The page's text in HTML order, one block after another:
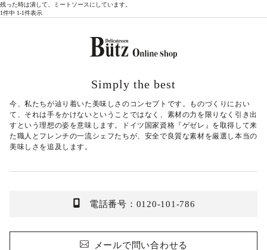
残った時は潰して、ミートソースにしています。
1件中 1-1件表示
Simply the best
今、私たちが辿り着いた美味しさのコンセプトです。ものづくりにおい
て、それは手をかけないということではなく、素材の力を限りなく引き出
すという理想の姿を意味します。ドイツ国家資格『ゲゼレ』を取得して来
た職人とフレンチの一流シェフたちが、安全で良質な素材を厳選し本当の
美味しさを追及します。
電話番号：0120-101-786
メールで問い合わせる